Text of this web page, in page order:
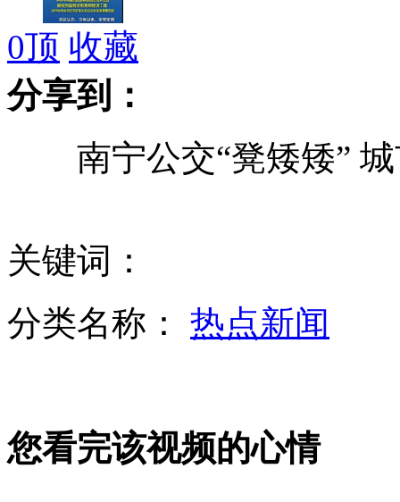
政治局常委会召开会议 研究部署经济工作
习近平主持仪式欢迎法国总统奥朗德访华
洛阳现大背头弥勒佛像 园方称是企业创始人
老板生意亏本怕丢脸 应聘洗车工偷宝马
0顶 收藏
分享到：
南宁公交“凳矮矮” 城
关键词：
分类名称： 热点新闻
您看完该视频的心情